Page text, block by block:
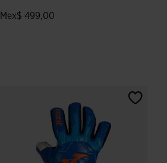
Mex$ 499,00